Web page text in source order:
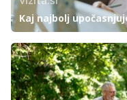
Kaj najbolj